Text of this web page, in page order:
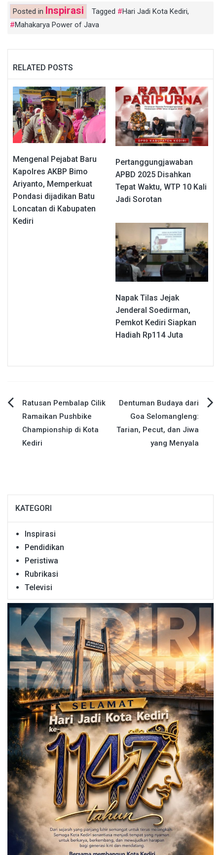
Posted in Inspirasi Tagged Hari Jadi Kota Kediri,
Mahakarya Power of Java
RELATED POSTS
Mengenal Pejabat Baru
Kapolres AKBP Bimo
Ariyanto, Memperkuat
Pondasi dijadikan Batu
Loncatan di Kabupaten
Kediri
Pertanggungjawaban
APBD 2025 Disahkan
Tepat Waktu, WTP 10 Kali
Jadi Sorotan
Napak Tilas Jejak
Jenderal Soedirman,
Pemkot Kediri Siapkan
Hadiah Rp114 Juta
Navigasi
pos
Ratusan Pembalap Cilik
Ramaikan Pushbike
Championship di Kota
Kediri
Dentuman Budaya dari
Goa Selomangleng:
Tarian, Pecut, dan Jiwa
yang Menyala
KATEGORI
Inspirasi
Pendidikan
Peristiwa
Rubrikasi
Televisi